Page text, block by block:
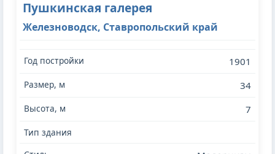
Пушкинская галерея
Железноводск, Ставропольский край
1901
34
7